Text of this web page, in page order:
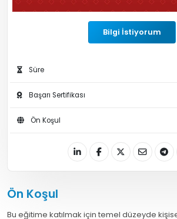
Bilgi İstiyorum
Süre
Başarı Sertifikası
Ön Koşul
Ön Koşul
Bu eğitime katılmak için temel düzeyde